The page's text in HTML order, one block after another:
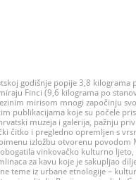
godišnje popije 3,8 kilograma
Finci (9,6 kilograma po
mirisom mnogi započinju
publikacijama koje su počele
muzeja i galerija, pažnju
čitko i pregledno opremljen s
izložbu otvorenu povodom
vinkovačko kulturno
za kavu koje je sakupljao
teme iz urbane etnologije –